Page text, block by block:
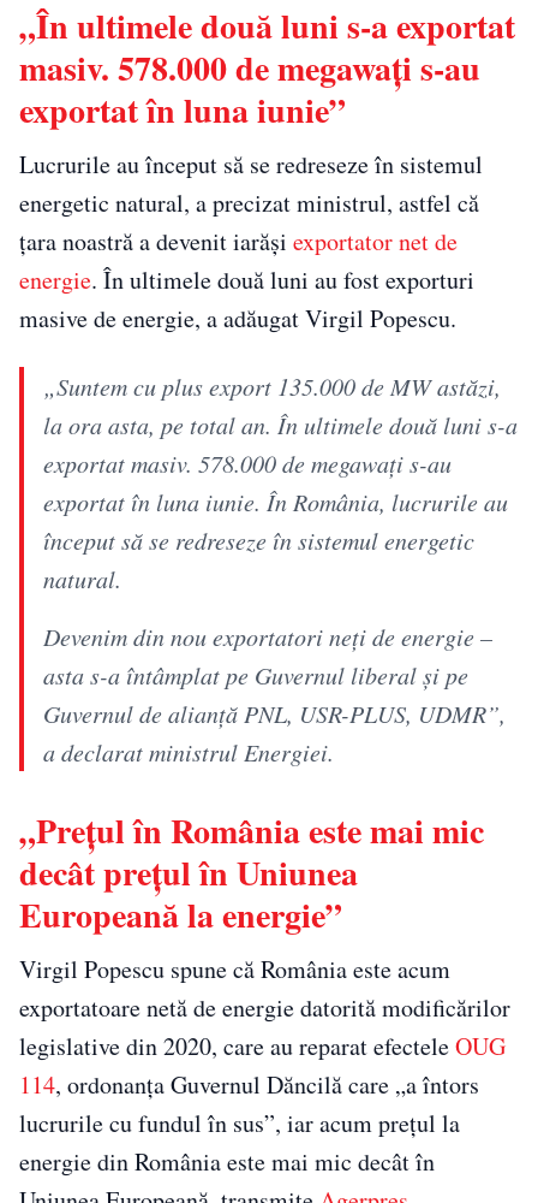
„În ultimele două luni s-a exportat
masiv. 578.000 de megawaţi s-au
exportat în luna iunie”
Lucrurile au început să se redreseze în sistemul
energetic natural, a precizat ministrul, astfel că
ţara noastră a devenit iarăşi exportator net de
energie. În ultimele două luni au fost exporturi
masive de energie, a adăugat Virgil Popescu.
„Suntem cu plus export 135.000 de MW astăzi,
la ora asta, pe total an. În ultimele două luni s-a
exportat masiv. 578.000 de megawaţi s-au
exportat în luna iunie. În România, lucrurile au
început să se redreseze în sistemul energetic
natural.
Devenim din nou exportatori neţi de energie –
asta s-a întâmplat pe Guvernul liberal şi pe
Guvernul de alianţă PNL, USR-PLUS, UDMR”,
a declarat ministrul Energiei.
„Preţul în România este mai mic
decât preţul în Uniunea
Europeană la energie”
Virgil Popescu spune că România este acum
exportatoare netă de energie datorită modificărilor
legislative din 2020, care au reparat efecteleOUG
114, ordonanţa Guvernul Dăncilă care „a întors
lucrurile cu fundul în sus”, iar acum preţul la
energie din România este mai mic decât în